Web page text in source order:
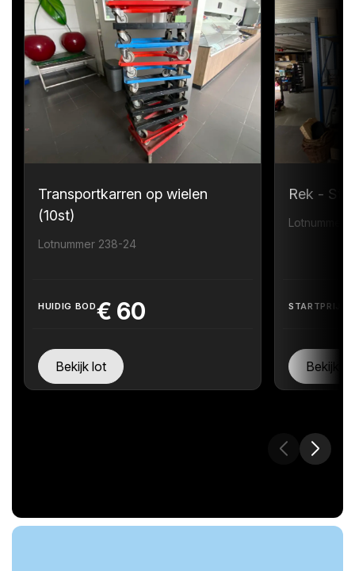
Transportkarren op wielen
(10st)
Lotnummer 238-24
HUIDIG BOD€ 60
Bekijk lot
Rek -
Lotnummer
STARTPRIJS
Bekijk